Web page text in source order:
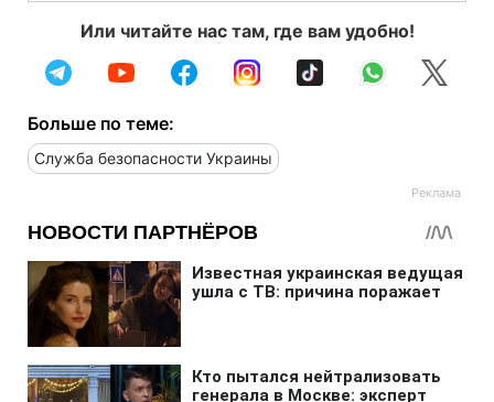
Или читайте нас там, где вам удобно!
Больше по теме:
Служба безопасности Украины